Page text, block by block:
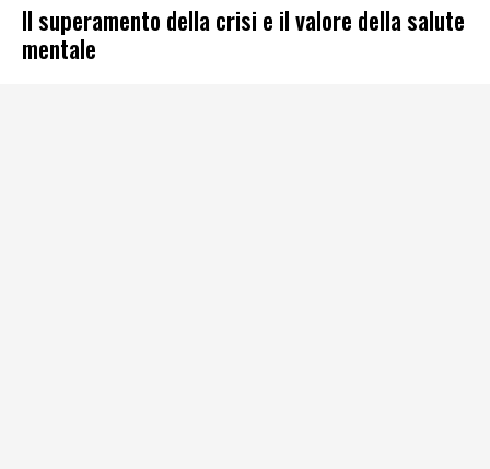
Il superamento della crisi e il valore della salute
mentale